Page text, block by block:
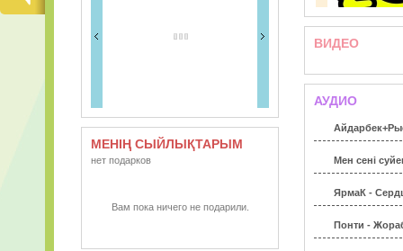
МЕНІҢ СЫЙЛЫҚТАРЫМ
нет подарков
Вам пока ничего не подарили.
ВИДЕО
АУДИО
Мен сенi
ЯрмаК -
Понти -